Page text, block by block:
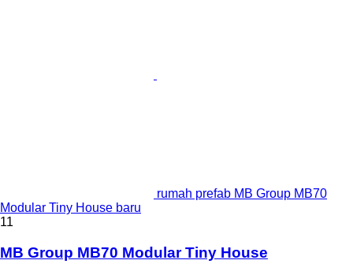
rumah prefab MB Group MB70
Modular Tiny House baru
11
MB Group MB70 Modular Tiny House